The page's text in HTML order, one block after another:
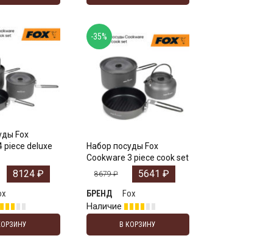
Fox
piece deluxe
8124₽
Набор посуды Fox
Cookware 3 piece cook set
8679₽ 5641 ₽
БРЕНД
Fox
Наличие
В КОРЗИНУ
-35%